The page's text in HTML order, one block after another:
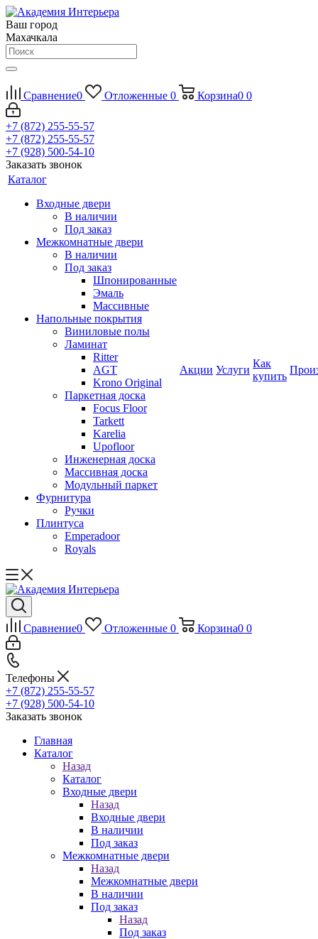
Ваш город
Махачкала
Сравнение0 Отложенные 0 Корзина0 0
+7 (872) 255-55-57
+7 (872) 255-55-57
+7 (928) 500-54-10
Заказать звонок
Каталог
Входные двери
В наличии
Под заказ
Межкомнатные двери
В наличии
Под заказ
Шпонированные
Эмаль
Массивные
Напольные покрытия
Виниловые полы
Ламинат
Ritter
AGT
Krono Original
Паркетная доска
Focus Floor
Tarkett
Karelia
Upofloor
Инженерная доска
Массивная доска
Модульный паркет
Фурнитура
Ручки
Плинтуса
Emperadoor
Royals
Акции Услуги
Как
купить
Сравнение0 Отложенные 0 Корзина0 0
Телефоны
+7 (872) 255-55-57
+7 (928) 500-54-10
Заказать звонок
Главная
Каталог
Назад
Каталог
Входные двери
Назад
Входные двери
В наличии
Под заказ
Межкомнатные двери
Назад
Межкомнатные двери
В наличии
Под заказ
Назад
Под заказ